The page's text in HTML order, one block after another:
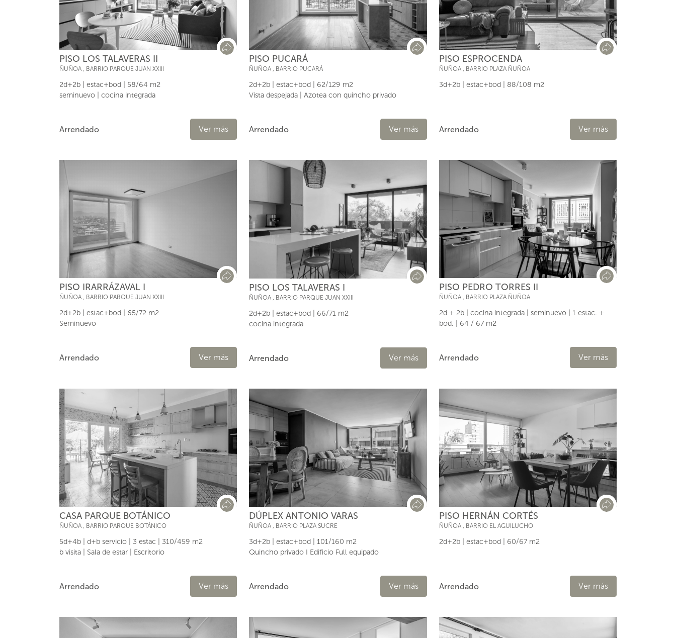
PISO LOS TALAVERAS II
ÑUÑOA BARRIO PARQUE JUAN XXIII
2d+2b | estac+bod | 58/64 m2
seminuevo | cocina integrada
Arrendado Ver más
PISO PUCARÁ
ÑUÑOA BARRIO PUCARÁ
2d+2b | estac+bod | 62/129 m2
Vista despejada | Azotea con quincho privado
Arrendado Ver más
PISO ESPROCENDA
ÑUÑOA, BARRIO PLAZA ÑUÑOA
3d+2b | estac+bod | 88/108 m2
Arrendado Ver más
PISO IRARRÁZAVAL I
ÑUÑOA , BARRIO PARQUE JUAN XXIII
2d+2b | estac+bod | 65/72 m2
Seminuevo
Arrendado Ver más
PISO LOS TALAVERAS I
ÑUÑOA BARRIO PARQUE JUAN XXIII
2d+2b | estac+bod | 66/71 m2
cocina integrada
Arrendado Ver más
PISO PEDRO TORRES II
ÑUÑOA, BARRIO PLAZA ÑUÑOA
2d + 2b | cocina integrada | seminuevo | 1 estac. +
bod. | 64 / 67 m2
Arrendado Ver más
CASA PARQUE BOTÁNICO
ÑUÑOA , BARRIO PARQUE BOTÁNICO
5d+4b | d+b servicio | 3 estac | 310/459 m2
b visita | Sala de estar | Escritorio
Arrendado Ver más
DÚPLEX ANTONIO VARAS
ÑUÑOA , BARRIO PLAZA SUCRE
3d+2b | estac+bod | 101/160 m2
Quincho privado I Edificio Full equipado
Arrendado Ver más
PISO HERNÁN CORTÉS
ÑUÑOA, BARRIO EL AGUILUCHO
2d+2b | estac+bod | 60/67 m2
Arrendado Ver más